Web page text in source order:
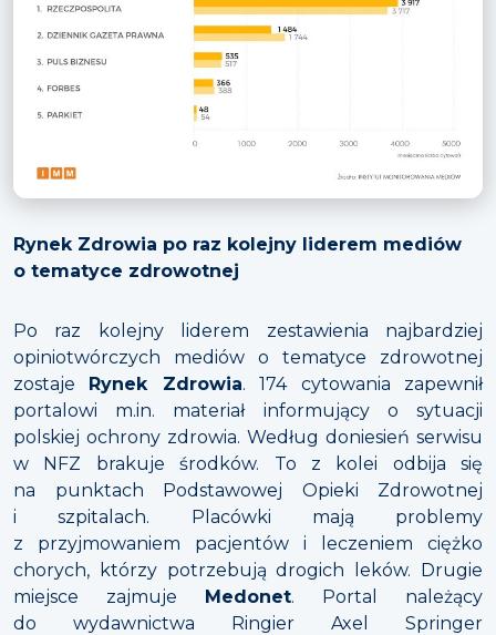
Rynek Zdrowia po raz kolejny liderem mediów
o tematyce zdrowotnej
Po raz kolejny liderem zestawienia najbardziej
opiniotwórczych mediów o tematyce zdrowotnej
zostaje Rynek Zdrowia. 174 cytowania zapewnił
portalowi m.in. materiał informujący o sytuacji
polskiej ochrony zdrowia. Według doniesień serwisu
w NFZ brakuje środków. To z kolei odbija się
na punktach Podstawowej Opieki Zdrowotnej
i szpitalach. Placówki mają problemy
z przyjmowaniem pacjentów i leczeniem ciężko
chorych, którzy potrzebują drogich leków. Drugie
miejsce zajmuje Medonet. Portal należący
do wydawnictwa Ringier Axel Springer